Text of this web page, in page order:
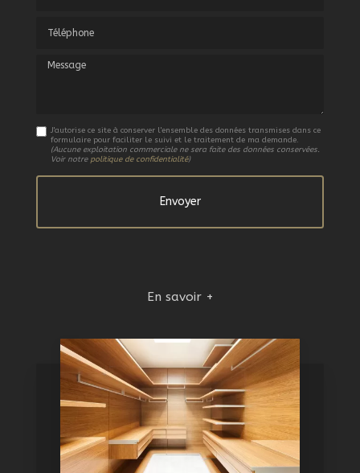
Message
J'autorise ce site à conserver l'ensemble des données transmises dans ce
formulaire pour faciliter le suivi et le traitement de ma demande.
(Aucune exploitation commerciale ne sera faite des données conservées.
Voir notre politique de confidentialité)
En savoir +